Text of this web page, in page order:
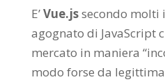
E’Vue.jssecondo molti
agognato di JavaScript
mercato in maniera
modo forse da